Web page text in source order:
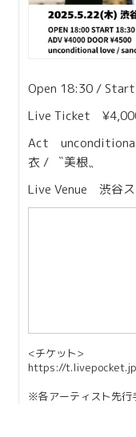
Open 18:30 /
Live Ticket
Act unconditional
衣 / 〝美根〟
Live Venue渋谷
<チケット>
https://
※各アーティスト先行